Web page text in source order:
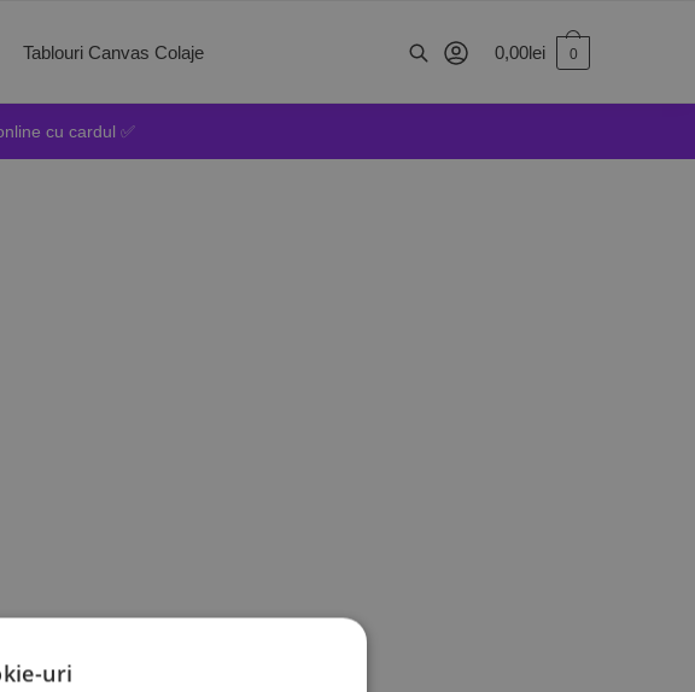
Tablouri Canvas Colaje 0,00lei 0
cu cardul ✅
uri